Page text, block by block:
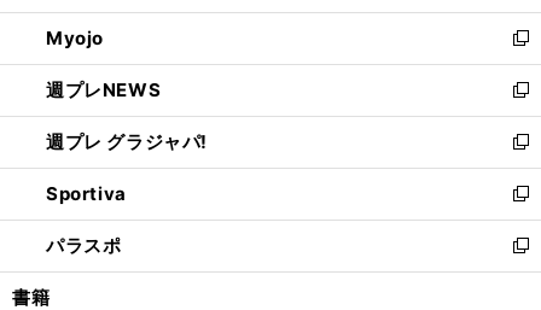
開
く
ウ
で
開
く
ン
ド
ウ
で
開
く
ウ
ィ
ン
ド
ウ
で
開
く
Myojo
新
し
い
ウ
ィ
ン
ド
ウ
で
開
週プレNEWS
新
し
い
ウ
ィ
ン
ド
ウ
週プレ グラジャパ!
新
し
い
ウ
ィ
ン
Sportiva
新
し
い
ウ
パラスポ
新
し
書籍